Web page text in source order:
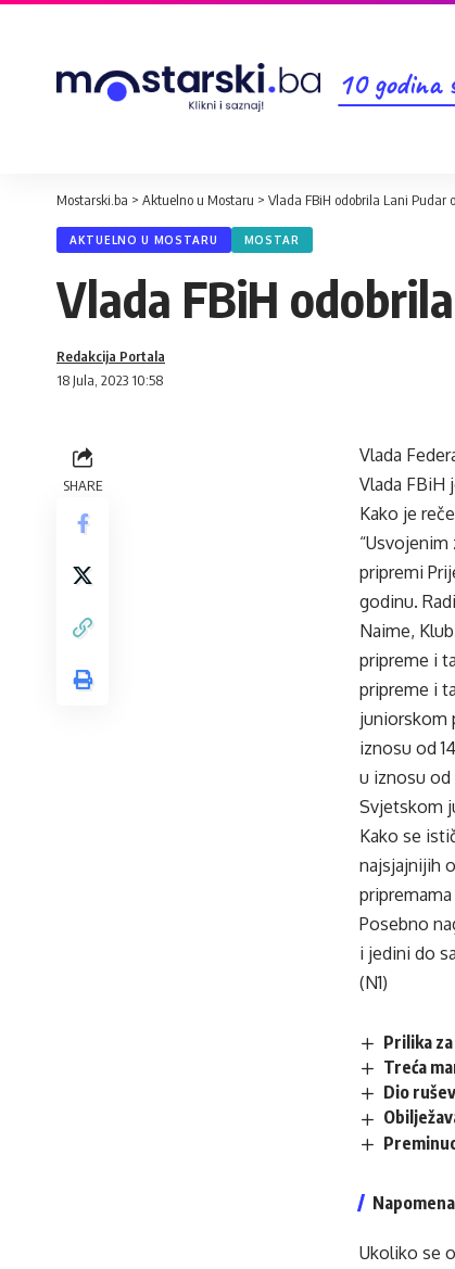
10 godina
Mostarski.ba > Aktuelno u Mostaru > Vlada FBiH odobrila Lani Pudar
AKTUELNO U MOSTARU MOSTAR
Vlada FBiH
18 Jula, 2023 10:58
Redakcija Portala
SHARE
Vlada
Vlada FBiH
Kako je
pripremi
godinu.
Naime,
pripreme i
pripreme i
juniorskom
iznosu od
u iznosu od
Svjetskom
Kako se
najsjajnijih
Posebno
i jedini do
(N1)
Prilika
Treća
Dio
Napomena
Ukoliko se